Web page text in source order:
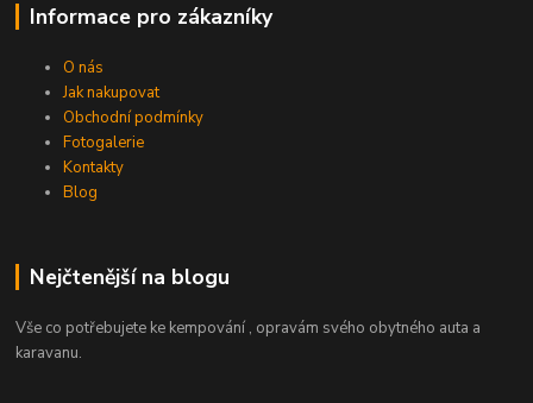
Informace pro zákazníky
O nás
Jak nakupovat
Obchodní podmínky
Fotogalerie
Kontakty
Blog
Nejčtenější na blogu
Vše co potřebujete ke kempování , opravám svého obytného auta a
karavanu.